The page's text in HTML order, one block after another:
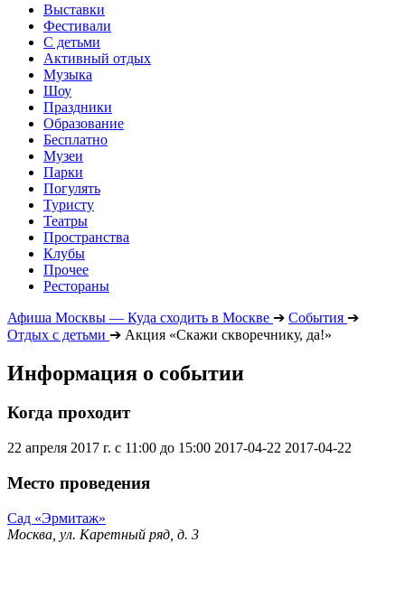
Выставки
Фестивали
С детьми
Активный отдых
Музыка
Шоу
Праздники
Образование
Бесплатно
Музеи
Парки
Погулять
Туристу
Театры
Пространства
Клубы
Прочее
Рестораны
Афиша Москвы — Куда сходить в Москве ➔ События ➔
Отдых с детьми ➔ Акция «Скажи скворечнику, да!»
Информация о событии
Когда проходит
22 апреля 2017 г. с 11:00 до 15:00 2017-04-22 2017-04-22
Место проведения
Сад «Эрмитаж»
Москва, ул. Каретный ряд, д. 3